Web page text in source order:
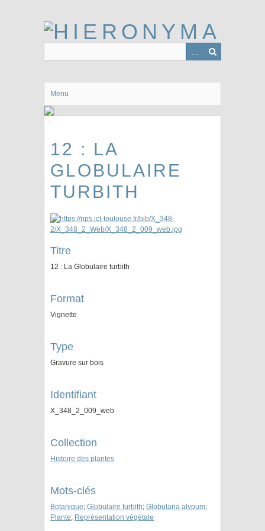
Menu
12 : LA
GLOBULAIRE
TURBITH
Titre
12 : La Globulaire turbith
Format
Vignette
Type
Gravure sur bois
Identifiant
X_348_2_009_web
Collection
Histoire des plantes
Mots-clés
Botanique; Globulaire turbith; Globularia alypum;
Plante; Représentation végétale